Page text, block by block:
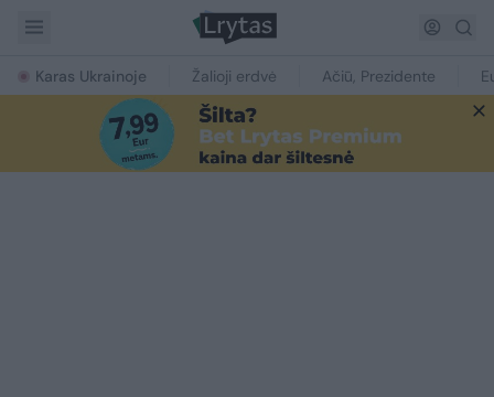
Karas Ukrainoje Žalioji erdvė Ačiū, Prezidente